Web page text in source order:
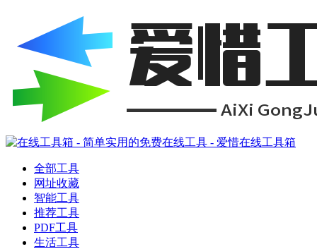
全部工具
网址收藏
智能工具
推荐工具
PDF工具
生活工具